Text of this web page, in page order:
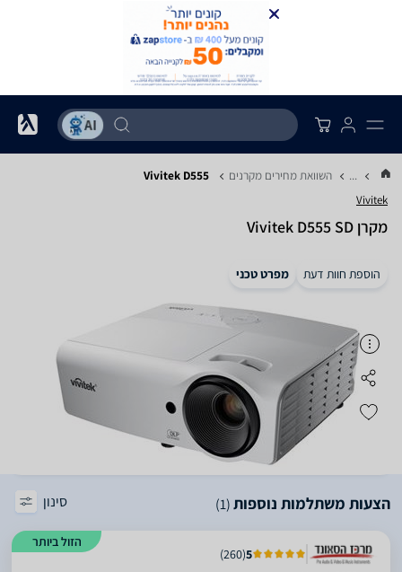
... השוואת מחירים מקרנים Vivitek D555
Vivitek
מקרן Vivitek D555 SD
הוספת חוות דעת מפרט טכני
הצעות משתלמות נוספות(1) סינון
הזול ביותר
5
(
260
)